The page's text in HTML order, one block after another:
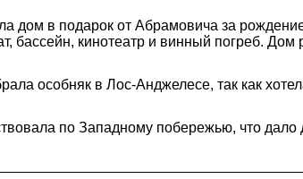
дом в подарок от Абрамовича за
бассейн, кинотеатр и винный погреб.
особняк в Лос-Анджелесе, так как
по Западному побережью, что дало